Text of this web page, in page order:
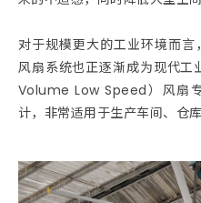
对于规模更大的工业环境而言
风扇系统也正逐渐成为现代工
Volume Low Speed）风扇
计，非常适用于生产车间、仓